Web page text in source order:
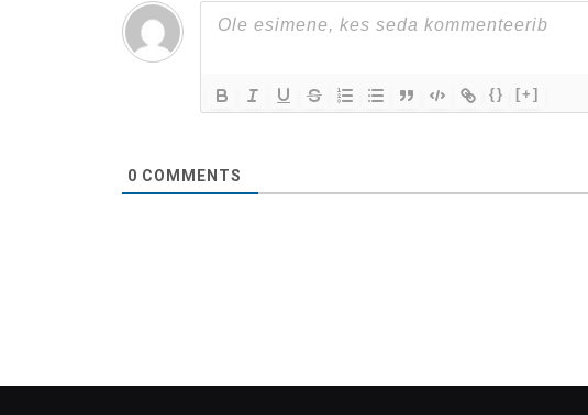
{} [+]
0 COMMENTS